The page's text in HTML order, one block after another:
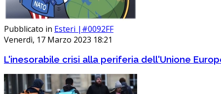
Pubblicato in Esteri |#0092FF
Venerdì, 17 Marzo 2023 18:21
L'inesorabile crisi alla periferia dell'Unione